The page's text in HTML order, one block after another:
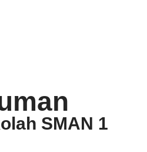
SMAN 1